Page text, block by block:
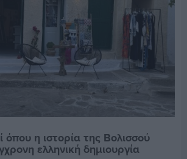
η ιστορία της Βολισσού
ελληνική δημιουργία